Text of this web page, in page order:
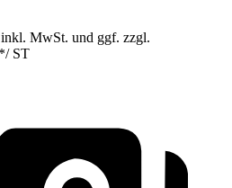
MwSt. und ggf. zzgl.
*/ ST